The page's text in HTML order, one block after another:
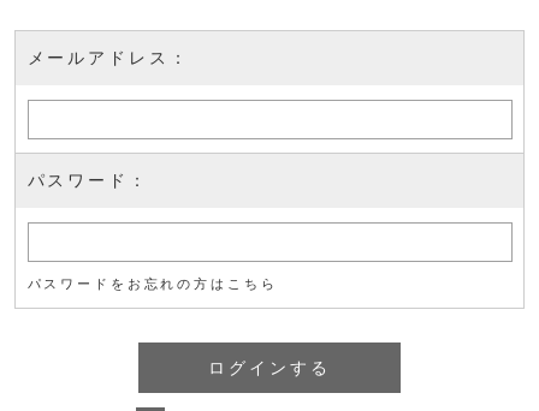
メールアドレス：
パスワード：
パスワードをお忘れの方はこちら